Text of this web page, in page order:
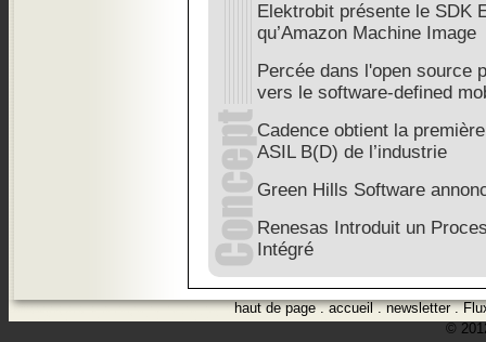
Elektrobit présente le SDK
qu’Amazon Machine Image
Percée dans l'open source
vers le software-defined
Cadence obtient la
ASIL B(D) de l’industrie
Green Hills Software
Renesas Introduit un
Intégré
haut de page.accueil.newsletter.
©